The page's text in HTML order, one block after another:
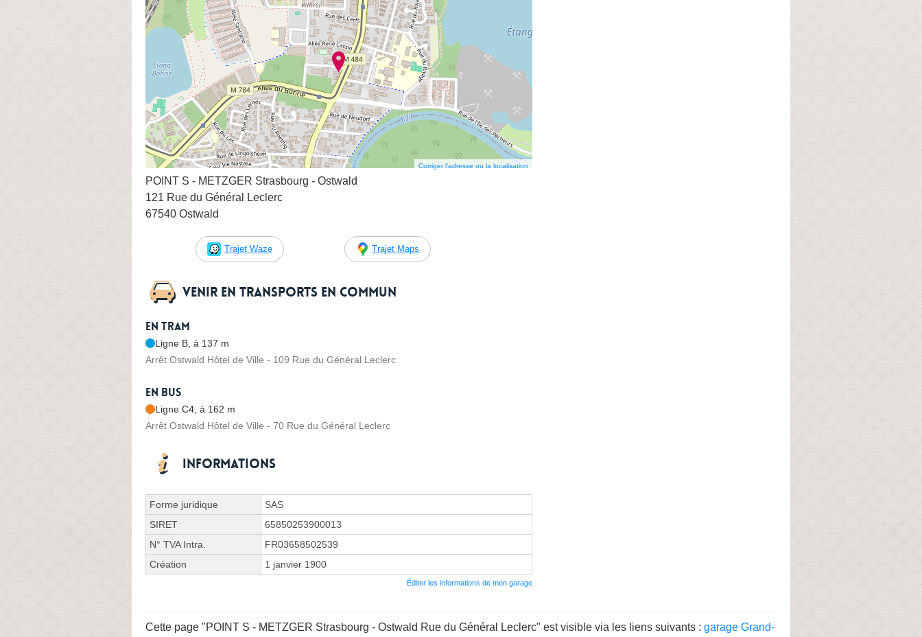
Corriger l’adresse ou la localisation
POINT S - METZGER Strasbourg - Ostwald
121 Rue du Général Leclerc
67540 Ostwald
Trajet Waze Trajet Maps
Venir en transports en commun
En tram
Ligne B, à 137 m
Arrêt Ostwald Hôtel de Ville - 109 Rue du Général Leclerc
En bus
Ligne C4, à 162 m
Arrêt Ostwald Hôtel de Ville - 70 Rue du Général Leclerc
Informations
Forme juridique
SAS
SIRET
65850253900013
N° TVA Intra.
FR03658502539
Création
1 janvier 1900
Éditer les informations de mon garage
Cette page "POINT S - METZGER Strasbourg - Ostwald Rue du Général Leclerc" est visible via les liens suivants : garage Grand-